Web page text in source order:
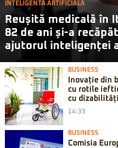
INTELIGENTA ARTIFICIALA
Reușită medicală în
82 de ani și-a
ajutorul inteligenței
BUSINESS
Inovație din
cu rotile
cu dizabilități
14:33
BUSINESS
Comisia